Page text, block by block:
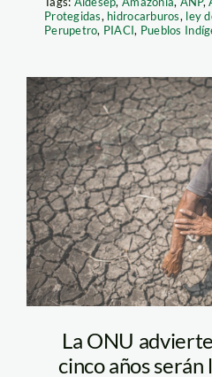
Protegidas, hidrocarburos, ley
Perupetro, PIACI, Pueblos
sequias –
unidas
La ONU
cinco años serán